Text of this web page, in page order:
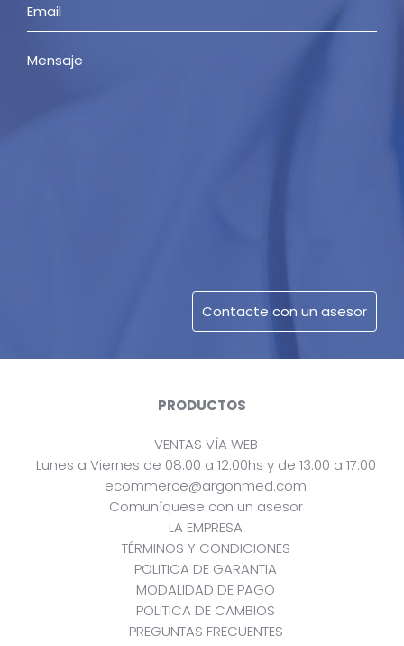
PRODUCTOS
VENTAS VÍA WEB
Lunes a Viernes de 08:00 a 12:00hs y de 13:00 a 17:00
ecommerce@argonmed.com
Comuníquese con un asesor
LA EMPRESA
TÉRMINOS Y CONDICIONES
POLITICA DE GARANTIA
MODALIDAD DE PAGO
POLITICA DE CAMBIOS
PREGUNTAS FRECUENTES